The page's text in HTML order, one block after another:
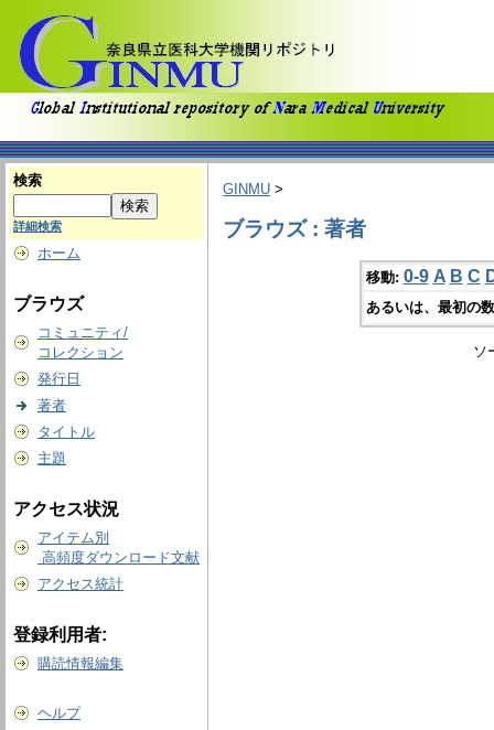
検索
詳細検索
ホーム
ブラウズ
コミュニティ/
コレクション
発行日
著者
タイトル
主題
アクセス状況
アイテム別
高頻度ダウンロード文献
アクセス統計
登録利用者:
購読情報編集
ヘルプ
GINMU >
ブラウズ : 著者
移動: 0-9 A B C
あるいは、最初の
ソ